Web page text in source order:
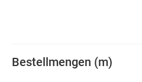
Bestellmengen (m)